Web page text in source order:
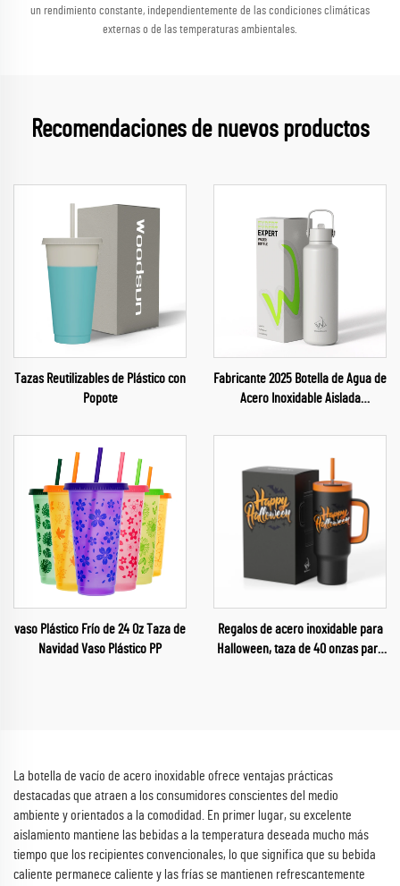
un rendimiento constante, independientemente de las condiciones climáticas
externas o de las temperaturas ambientales.
Recomendaciones de nuevos productos
Tazas Reutilizables de Plástico con
Popote
Fabricante 2025 Botella de Agua de
Acero Inoxidable Aislada
vaso Plástico Frío de 24 Oz Taza de
Navidad Vaso Plástico PP
Regalos de acero inoxidable para
Halloween, taza de 40 onzas para
La botella de vacío de acero inoxidable ofrece ventajas prácticas
destacadas que atraen a los consumidores conscientes del medio
ambiente y orientados a la comodidad. En primer lugar, su excelente
aislamiento mantiene las bebidas a la temperatura deseada mucho más
tiempo que los recipientes convencionales, lo que significa que su bebida
caliente permanece caliente y las frías se mantienen refrescantemente